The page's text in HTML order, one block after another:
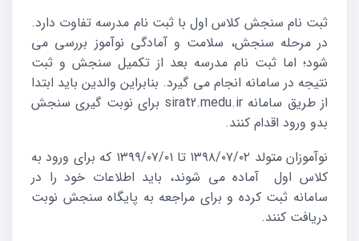
ثبت نام سنجش کلاس اول با ثبت نام مدرسه تفاوت دارد.
در مرحله سنجش، سلامت و آمادگی نوآموز بررسی می
شود؛ اما ثبت نام مدرسه بعد از تکمیل سنجش و ثبت
نتیجه در سامانه انجام می گیرد. بنابراین والدین باید ابتدا
از طریق سامانه
sirat2.medu.ir برای نوبت گیری سنجش
بدو ورود اقدام کنند.
نوآموزان متولد ۱۳۹۸/۰۷/۰۲ تا ۱۳۹۹/۰۷/۰۱ که برای ورود به
کلاس اول آماده می شوند، باید اطلاعات خود را در
سامانه ثبت کرده و برای مراجعه به پایگاه سنجش نوبت
دریافت کنند.